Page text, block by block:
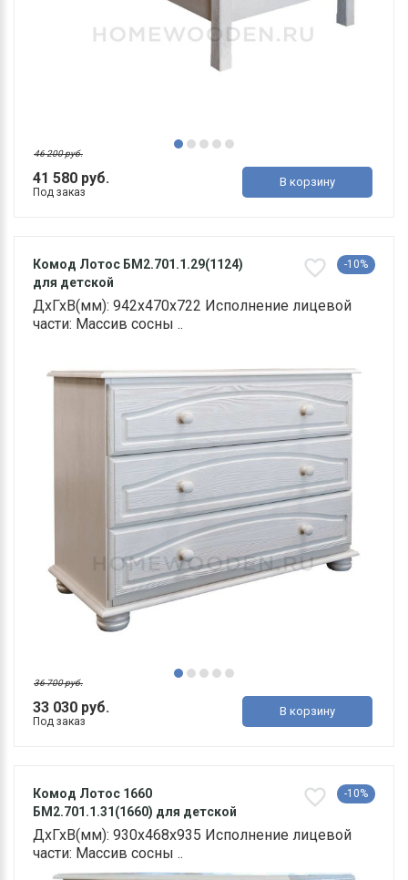
41 580 руб.
46 200 руб.
Под заказ
В корзину
Комод Лотос БМ2.701.1.29(1124)
для детской
-10%
ДхГхВ(мм): 942х470х722 Исполнение лицевой
части: Массив сосны ..
33 030 руб.
36 700 руб.
Под заказ
В корзину
Комод Лотос 1660
БМ2.701.1.31(1660) для детской
-10%
ДхГхВ(мм): 930х468х935 Исполнение лицевой
части: Массив сосны ..